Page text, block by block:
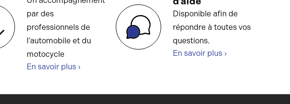
par des
professionnels de
l’automobile et du
motocycle
En savoir plus ›
Disponible afin de
répondre à toutes vos
questions.
En savoir plus ›